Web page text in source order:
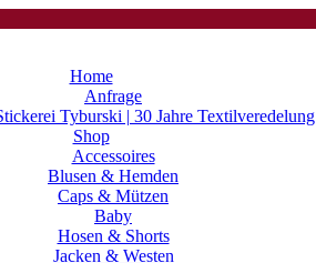
Home
Anfrage
Tyburski | 30 Jahre Textilveredelung
Shop
Accessoires
Blusen & Hemden
Caps & Mützen
Baby
Hosen & Shorts
Jacken & Westen